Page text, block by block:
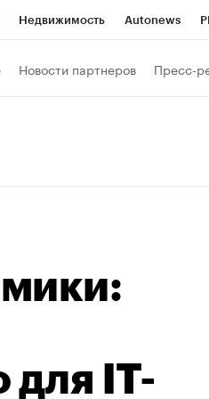
Недвижимость Autonews
Новости партнеров Пресс-
для IT-